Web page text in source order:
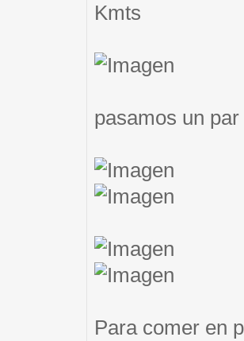
Kmts
pasamos un
Para comer en